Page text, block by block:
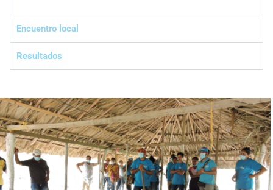
Encuentro local
Resultados